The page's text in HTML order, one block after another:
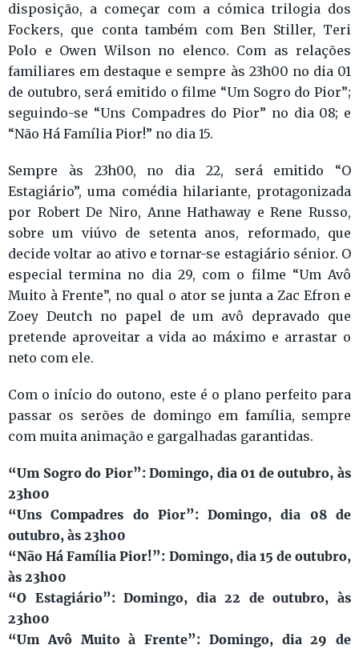
disposição, a começar com a cómica trilogia dos
Fockers, que conta também com Ben Stiller, Teri
Polo e Owen Wilson no elenco. Com as relações
familiares em destaque e sempre às 23h00 no dia 01
de outubro, será emitido o filme “Um Sogro do Pior”;
seguindo-se “Uns Compadres do Pior” no dia 08; e
“Não Há Família Pior!” no dia 15.
Sempre às 23h00, no dia 22, será emitido “O
Estagiário”, uma comédia hilariante, protagonizada
por Robert De Niro, Anne Hathaway e Rene Russo,
sobre um viúvo de setenta anos, reformado, que
decide voltar ao ativo e tornar-se estagiário sénior. O
especial termina no dia 29, com o filme “Um Avô
Muito à Frente”, no qual o ator se junta a Zac Efron e
Zoey Deutch no papel de um avô depravado que
pretende aproveitar a vida ao máximo e arrastar o
neto com ele.
Com o início do outono, este é o plano perfeito para
passar os serões de domingo em família, sempre
com muita animação e gargalhadas garantidas.
“Um Sogro do Pior”: Domingo, dia 01 de outubro, às
23h00
“Uns Compadres do Pior”: Domingo, dia 08 de
outubro, às 23h00
“Não Há Família Pior!”: Domingo, dia 15 de outubro,
às 23h00
“O Estagiário”: Domingo, dia 22 de outubro, às
23h00
“Um Avô Muito à Frente”: Domingo, dia 29 de